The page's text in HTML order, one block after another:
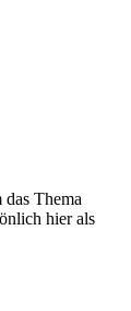
Thema
hier als